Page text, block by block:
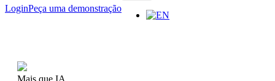
LoginPeça uma demonstração
Mais que IA